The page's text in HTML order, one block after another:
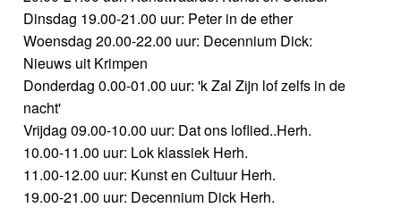
Dinsdag 19.00-21.00 uur: Peter in de ether
Woensdag 20.00-22.00 uur: Decennium Dick:
Nieuws uit Krimpen
Donderdag 0.00-01.00 uur: 'k Zal Zijn lof zelfs in de
nacht'
Vrijdag 09.00-10.00 uur: Dat ons loflied..Herh.
10.00-11.00 uur: Lok klassiek Herh.
11.00-12.00 uur: Kunst en Cultuur Herh.
19.00-21.00 uur: Decennium Dick Herh.